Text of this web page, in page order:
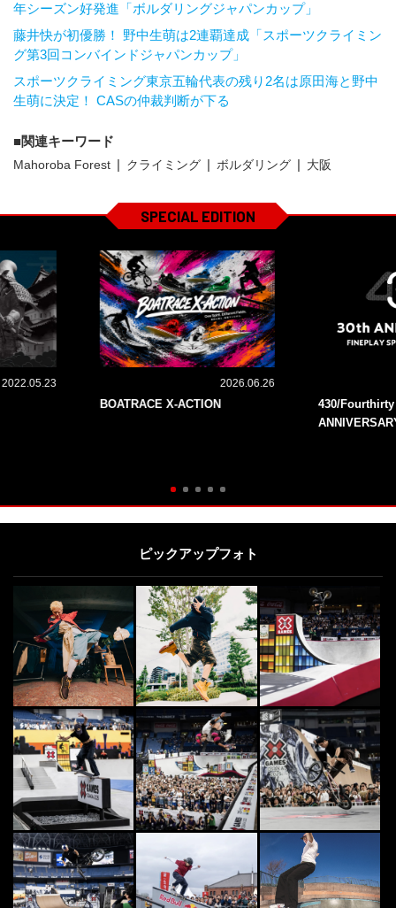
年シーズン好発進「ボルダリングジャパンカップ」
藤井快が初優勝！ 野中生萌は2連覇達成「スポーツクライミン
グ第3回コンバインドジャパンカップ」
スポーツクライミング東京五輪代表の残り2名は原田海と野中
生萌に決定！ CASの仲裁判断が下る
関連キーワード
Mahoroba Forest クライミング ボルダリング 大阪
SPECIAL EDITION
2022.05.23 2026.06.26
BOATRACE X-ACTION
430/
ピックアップフォト